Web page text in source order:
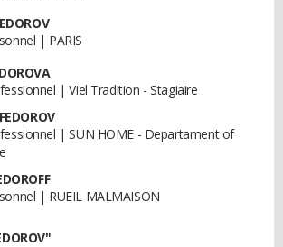
| PARIS
| Viel Tradition - Stagiaire
| SUN HOME - Departament of
| RUEIL MALMAISON